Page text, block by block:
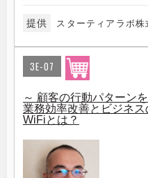
提供 スターティアラボ株
3E-07
～ 顧客の行動パターン
業務効率改善とビジネ
WiFiとは？